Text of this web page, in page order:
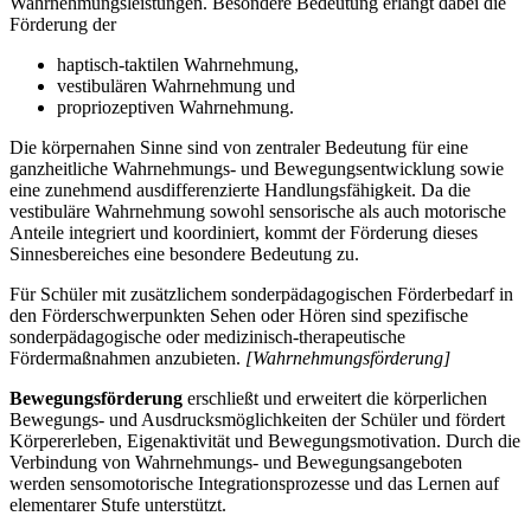
Förderung der
haptisch-taktilen Wahrnehmung,
vestibulären Wahrnehmung und
propriozeptiven Wahrnehmung.
Die körpernahen Sinne sind von zentraler Bedeutung für eine
ganzheitliche Wahrnehmungs- und Bewegungsentwicklung sowie
eine zunehmend ausdifferenzierte Handlungsfähigkeit. Da die
vestibuläre Wahrnehmung sowohl sensorische als auch motorische
Anteile integriert und koordiniert, kommt der Förderung dieses
Sinnesbereiches eine besondere Bedeutung zu.
Für Schüler mit zusätzlichem sonderpädagogischen Förderbedarf in
den Förderschwerpunkten Sehen oder Hören sind spezifische
sonderpädagogische oder medizinisch-therapeutische
Fördermaßnahmen anzubieten. [Wahrnehmungsförderung]
Bewegungsförderung erschließt und erweitert die körperlichen
Bewegungs- und Ausdrucksmöglichkeiten der Schüler und fördert
Körpererleben, Eigenaktivität und Bewegungsmotivation. Durch die
Verbindung von Wahrnehmungs- und Bewegungsangeboten
werden sensomotorische Integrationsprozesse und das Lernen auf
elementarer Stufe unterstützt.